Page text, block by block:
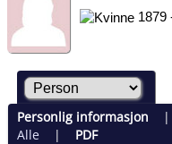
1879
Personlig informasjon
Alle| PDF